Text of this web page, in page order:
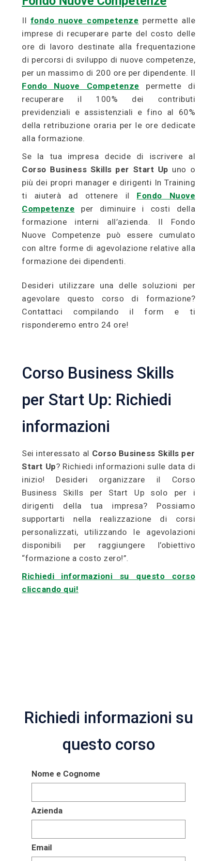
Il fondo nuove competenze permette alle
imprese di recuperare parte del costo delle
ore di lavoro destinate alla frequentazione
di percorsi di sviluppo di nuove competenze,
per un massimo di 200 ore per dipendente. Il
Fondo Nuove Competenze permette di
recuperare il 100% dei contributi
previdenziali e assistenziali e fino al 60%
della retribuzione oraria per le ore dedicate
alla formazione.
Se la tua impresa decide di iscrivere al
Corso Business Skills per Start Up uno o
più dei propri manager e dirigenti In Training
ti aiuterà ad ottenere il Fondo Nuove
Competenze per diminuire i costi della
formazione interni all’azienda. Il Fondo
Nuove Competenze può essere cumulato
con altre forme di agevolazione relative alla
formazione dei dipendenti.
Desideri utilizzare una delle soluzioni per
agevolare questo corso di formazione?
Contattaci compilando il form e ti
risponderemo entro 24 ore!
Corso Business Skills
per Start Up: Richiedi
informazioni
Sei interessato al Corso Business Skills per
Start Up? Richiedi informazioni sulle data di
inizio! Desideri organizzare il Corso
Business Skills per Start Up solo per i
dirigenti della tua impresa? Possiamo
supportarti nella realizzazione di corsi
personalizzati, utilizzando le agevolazioni
disponibili per raggiungere l’obiettivo
“formazione a costo zero!”.
Richiedi informazioni su questo corso
cliccando qui!
Richiedi informazioni su
questo corso
Nome e Cognome
Azienda
Email